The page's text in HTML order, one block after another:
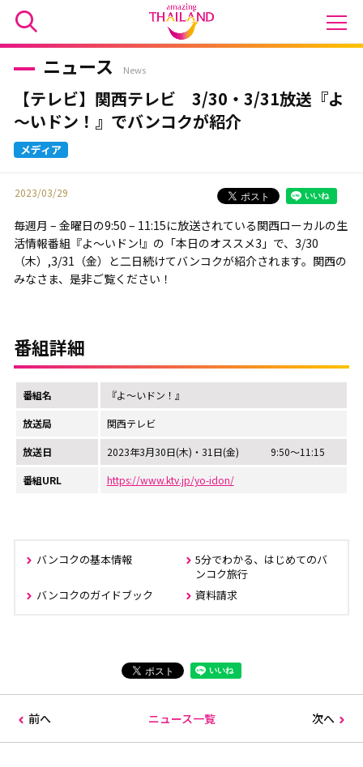
ニュース News
【テレビ】関西テレビ 3/30・3/31放送『よ
～いドン！』でバンコクが紹介
2023/03/29
毎週月 – 金曜日の9:50 – 11:15に放送されている関西ローカルの生
活情報番組『よ〜いドン!』の「本日のオススメ3」で、3/30
（木）,3/31（金）と二日続けてバンコクが紹介されます。関西の
みなさま、是非ご覧ください！
番組詳細
番組名 『よ～いドン！』
放送局 関西テレビ
放送日 2023年3月30日(木)・31日(金) 9:50～11:15
番組URL https://www.ktv.jp/yo-idon/
バンコクの基本情報
5分でわかる、はじめてのバ
ンコク旅行
バンコクのガイドブック
資料請求
前へ ニュース一覧 次へ